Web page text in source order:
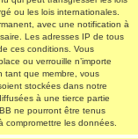
ou les lois internationales.
avec une notification à
Les adresses IP de tous
ces conditions. Vous
ou verrouille n’importe
tant que membre, vous
stockées dans notre
à une tierce partie
ne pourront être tenus
les données.